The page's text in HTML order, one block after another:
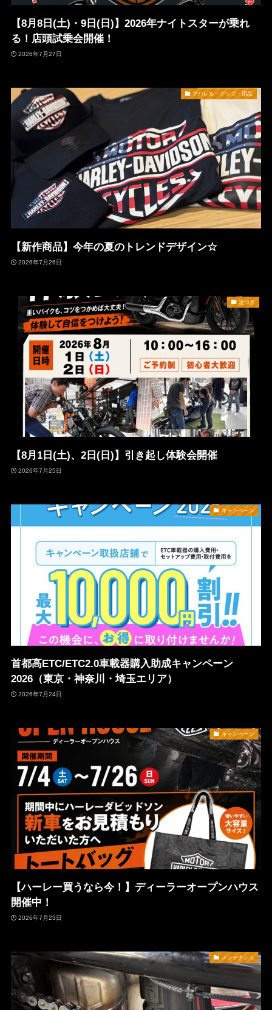
【8月8日(土)・9日(日)】2026年ナイトスターが乗れ
る！店頭試乗会開催！
2026年7月27日
アパレル・グッズ・用品
【新作商品】今年の夏のトレンドデザイン☆
2026年7月26日
足つき
【8月1日(土)、2日(日)】引き起し体験会開催
2026年7月25日
キャンペーン
首都高ETC/ETC2.0車載器購入助成キャンペーン
2026（東京・神奈川・埼玉エリア）
2026年7月24日
キャンペーン
【ハーレー買うなら今！】ディーラーオープンハウス
開催中！
2026年7月23日
メンテナンス